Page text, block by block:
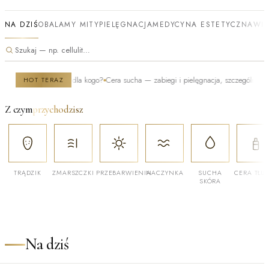
NA DZIŚOBALAMY MITYPIELĘGNACJAMEDYCYNA ESTETYCZNA
HOT TERAZ
działa i dla kogo? Cera sucha — zabiegi i pielęgnacja, szczególnie zimą Po
Z czymprzychodzisz
TRĄDZIK ZMARSZCZKI PRZEBARWIENIANACZYNKA
SUCHA
SKÓRA
CERA
Na dziś